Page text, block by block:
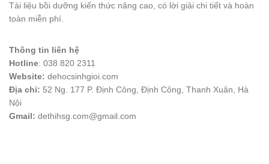
Tài liệu bồi dưỡng kiến thức nâng cao, có lời giải chi tiết và hoàn
toàn miễn phí.
Thông tin liên hệ
Hotline: 038 820 2311
Website: dehocsinhgioi.com
Địa chỉ: 52 Ng. 177 P. Định Công, Định Công, Thanh Xuân, Hà
Nội
Gmail: dethihsg.com@gmail.com